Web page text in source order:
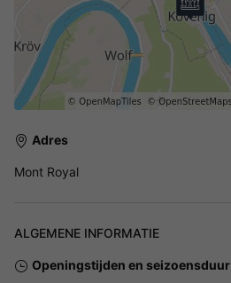
Adres
Mont Royal
ALGEMENE INFORMATIE
Openingstijden en seizoensduur